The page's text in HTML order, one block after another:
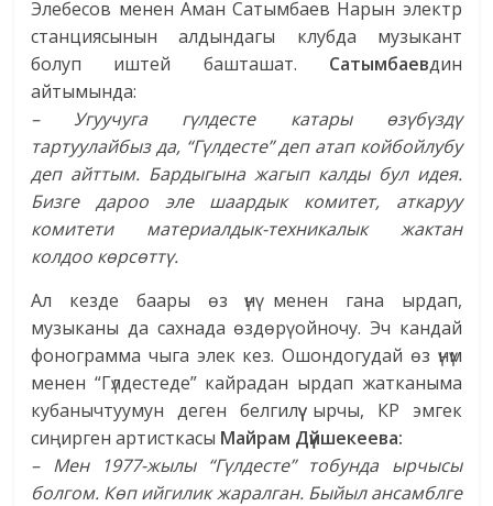
Элебесов менен Аман Сатымбаев Нарын электр
станциясынын алдындагы клубда музыкант
болуп иштей башташат. Сатымбаевдин
айтымында:
– Угуучуга гүлдесте катары өзүбүздү
тартуулайбыз да, “Гүлдесте” деп атап койбойлубу
деп айттым. Бардыгына жагып калды бул идея.
Бизге дароо эле шаардык комитет, аткаруу
комитети материалдык-техникалык жактан
колдоо көрсөттү.
Ал кезде баары өз үнү менен гана ырдап,
музыканы да сахнада өздөрү ойночу. Эч кандай
фонограмма чыга элек кез. Ошондогудай өз үнүм
менен “Гүлдестеде” кайрадан ырдап жатканыма
кубанычтуумун деген белгилүү ырчы, КР эмгек
сиңирген артисткасы Майрам Дүйшекеева:
– Мен 1977-жылы “Гүлдесте” тобунда ырчысы
болгом. Көп ийгилик жаралган. Быйыл ансамблге